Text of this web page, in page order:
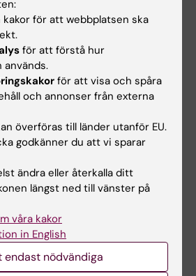
21
26 jun 2026
kakor för att webbplatsen ska
för att förstå hur
används.
för att visa och spåra
och annonser från externa
överföras till länder utanför EU.
godkänner du att vi sparar
ändra eller återkalla ditt
längst ned till vänster på
våra kakor
in English
endast nödvändiga